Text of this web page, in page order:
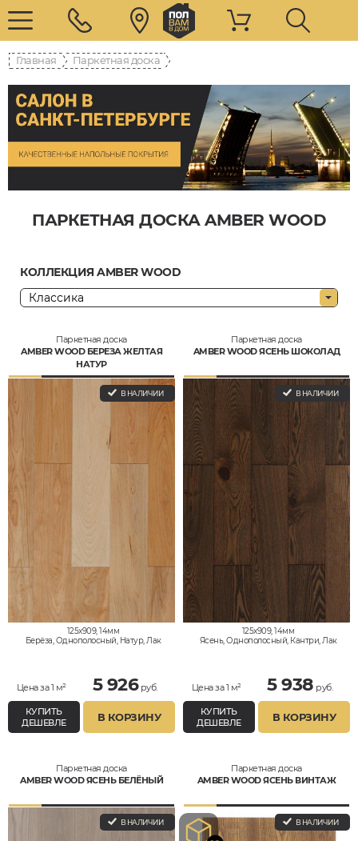
Главная Паркетная доска
ПАРКЕТНАЯ ДОСКА AMBER WOOD
КОЛЛЕКЦИЯ AMBER WOOD
Паркетная доска
AMBER WOOD БЕРЕЗА ЖЕЛТАЯ
НАТУР
В НАЛИЧИИ
125x909, 14мм
Берёза, Однополосный, Натур, Лак
Цена за 1 м² 5 926руб.
КУПИТЬ
ДЕШЕВЛЕ
В КОРЗИНУ
Паркетная доска
AMBER WOOD ЯСЕНЬ ШОКОЛАД
В НАЛИЧИИ
125x909, 14мм
Ясень, Однополосный, Кантри, Лак
Цена за 1 м² 5 938 руб.
КУПИТЬ
ДЕШЕВЛЕ
В КОРЗИНУ
Паркетная доска
AMBER WOOD ЯСЕНЬ БЕЛЁНЫЙ
В НАЛИЧИИ
Паркетная доска
AMBER WOOD ЯСЕНЬ ВИНТАЖ
В НАЛИЧИИ